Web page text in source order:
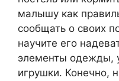
малышу как
сообщать о своих
научите его
элементы одежды,
игрушки. Конечно,